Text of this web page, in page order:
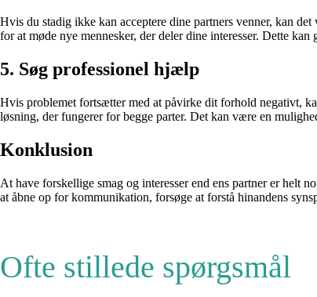
Hvis du stadig ikke kan acceptere dine partners venner, kan
for at møde nye mennesker, der deler dine interesser. Dette
5. Søg professionel hjælp
Hvis problemet fortsætter med at påvirke dit forhold negativt,
løsning, der fungerer for begge parter. Det kan være en
Konklusion
At have forskellige smag og interesser end ens partner er helt
at åbne op for kommunikation, forsøge at forstå hinandens
Ofte stillede spørgsmål